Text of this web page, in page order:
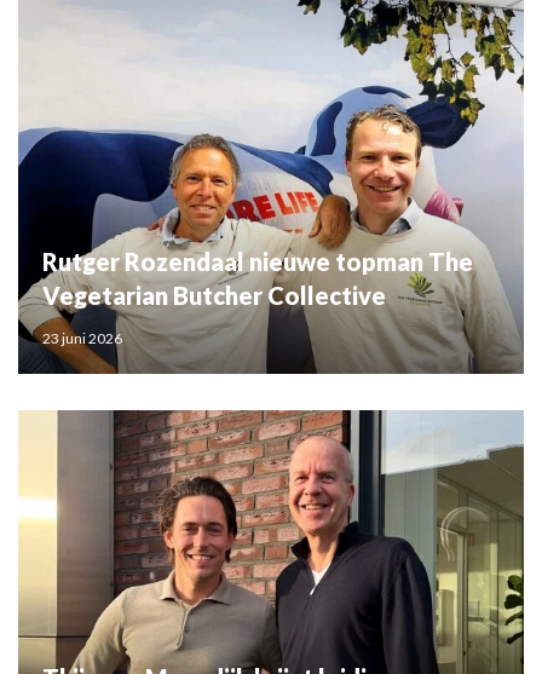
Rutger Rozendaal nieuwe topman The
Vegetarian Butcher Collective
23 juni 2026